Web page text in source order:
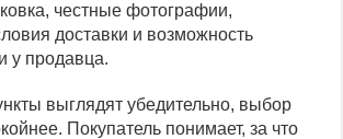
честные фотографии,
доставки и возможность
у продавца.
выглядят убедительно, выбор
Покупатель понимает, за что